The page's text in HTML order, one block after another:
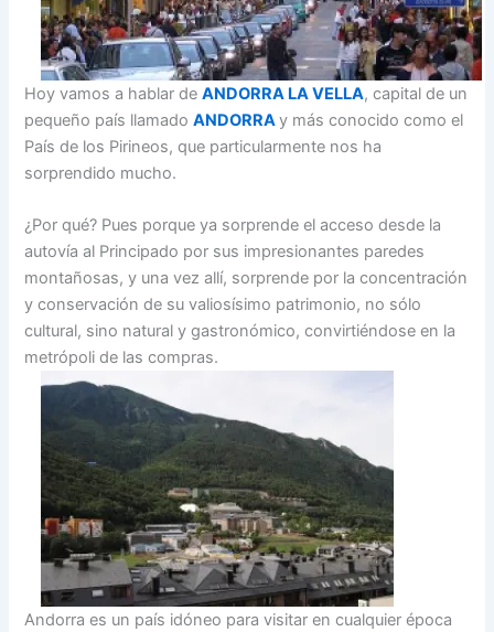
Hoy vamos a hablar deANDORRA LA VELLA, capital de un
pequeño país llamadoANDORRAy más conocido como el
País de los Pirineos, que particularmente nos ha
sorprendido mucho.
¿Por qué? Pues porque ya sorprende el acceso desde la
autovía al Principado por sus impresionantes paredes
montañosas, y una vez allí, sorprende por la concentración
y conservación de su valiosísimo patrimonio, no sólo
cultural, sino natural y gastronómico, convirtiéndose en la
metrópoli de las compras.
Andorra es un país idóneo para visitar en cualquier época